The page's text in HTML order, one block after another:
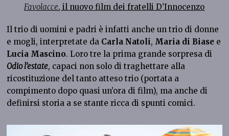
Favolacce, il nuovo film dei fratelli D’Innocenzo
Il trio di uomini e padri è infatti anche un trio di donne
e mogli, interpretate da Carla Natoli, Maria di Biase e
Lucia Mascino. Loro tre la prima grande sorpresa di
Odio l’estate, capaci non solo di traghettare alla
ricostituzione del tanto atteso trio (portata a
compimento dopo quasi un’ora di film), ma anche di
definirsi storia a se stante ricca di spunti comici.